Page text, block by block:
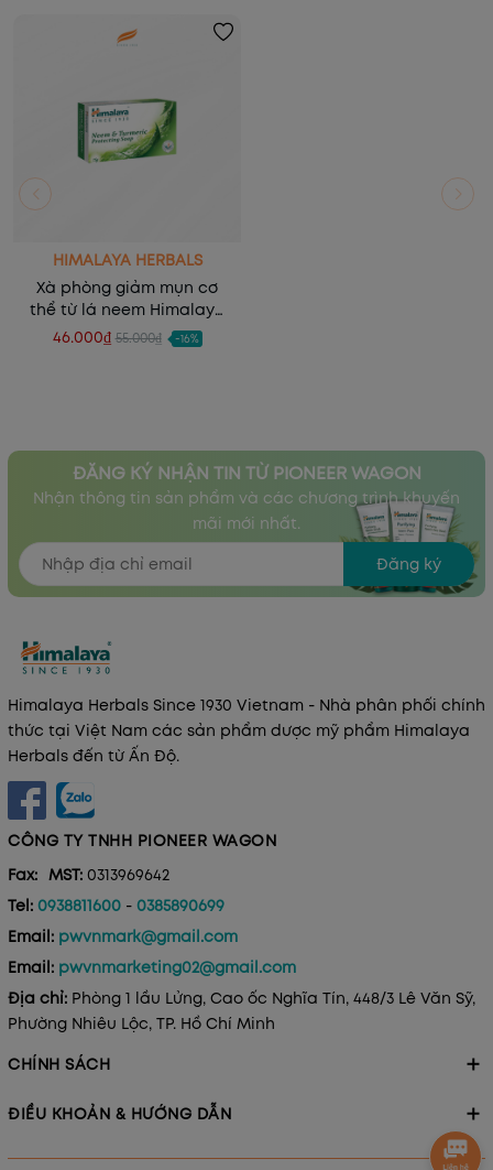
HIMALAYA HERBALS
Xà phòng giảm mụn cơ
thể từ lá neem Himalaya
Neem & Tumeric Soap (1
46.000₫ 55.000₫ -16%
ĐĂNG KÝ NHẬN TIN TỪ PIONEER WAGON
Nhận thông tin sản phẩm và các chương trình khuyến
mãi mới nhất.
Đăng ký
Himalaya Herbals Since 1930 Vietnam - Nhà phân phối chính
thức tại Việt Nam các sản phẩm dược mỹ phẩm Himalaya
Herbals đến từ Ấn Độ.
CÔNG TY TNHH PIONEER WAGON
Fax: MST: 0313969642
Tel: 0938811600 - 0385890699
Email: pwvnmark@gmail.com
Email: pwvnmarketing02@gmail.com
Địa chỉ: Phòng 1 lầu Lửng, Cao ốc Nghĩa Tín, 448/3 Lê Văn Sỹ,
Phường Nhiêu Lộc, TP. Hồ Chí Minh
CHÍNH SÁCH
ĐIỀU KHOẢN & HƯỚNG DẪN